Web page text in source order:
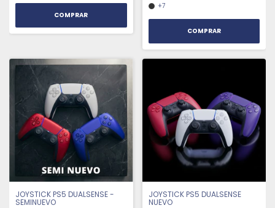
+7
COMPRAR
JOYSTICK PS5 DUALSENSE -
SEMINUEVO
JOYSTICK PS5 DUALSENSE
NUEVO